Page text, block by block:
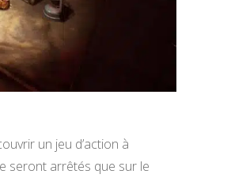
un jeu d’action à
seront arrêtés que sur le